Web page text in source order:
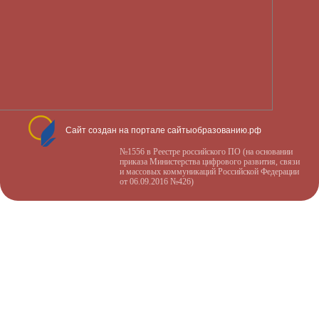
Сайт создан на портале сайтыобразованию.рф
№1556 в Реестре российского ПО (на основании
приказа Министерства цифрового развития, связи
и массовых коммуникаций Российской Федерации
от 06.09.2016 №426)